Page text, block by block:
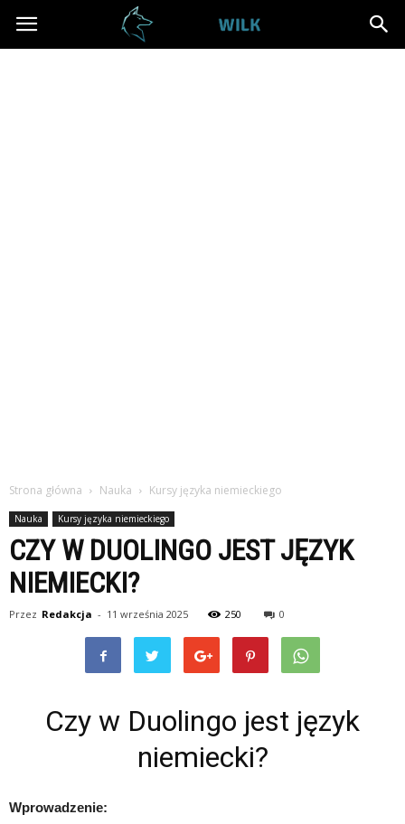
Cwanywilk.pl
Strona główna Nauka Kursy języka niemieckiego
Nauka Kursy języka niemieckiego
CZY W DUOLINGO JEST JĘZYK
NIEMIECKI?
Przez Redakcja - 11 września 2025 250 0
Czy w Duolingo jest język
niemiecki?
Wprowadzenie: